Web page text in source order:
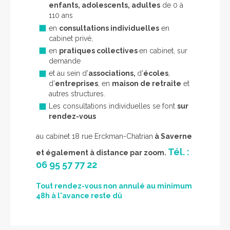
enfants, adolescents, adultes de 0 à
110 ans
en consultations individuelles en
cabinet privé,
en pratiques collectivesen cabinet, sur
demande
et au sein d'associations, d'écoles
d'entreprises , en maison de retraite et
autres structures.
Les consultations individuelles se fontsur
rendez-vous
au cabinet 18 rue Erckman-Chatrian à Saverne
et également à distance par zoom. Tél. :
06 95 57 77 22
Tout rendez-vous non annulé au minimum
48h à l'avance reste dû